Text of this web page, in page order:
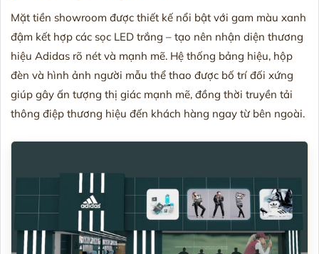
Mặt tiền showroom được thiết kế nổi bật với gam màu xanh
đậm kết hợp các sọc LED trắng – tạo nên nhận diện thương
hiệu Adidas rõ nét và mạnh mẽ. Hệ thống bảng hiệu, hộp
đèn và hình ảnh người mẫu thể thao được bố trí đối xứng
giúp gây ấn tượng thị giác mạnh mẽ, đồng thời truyền tải
thông điệp thương hiệu đến khách hàng ngay từ bên ngoài.